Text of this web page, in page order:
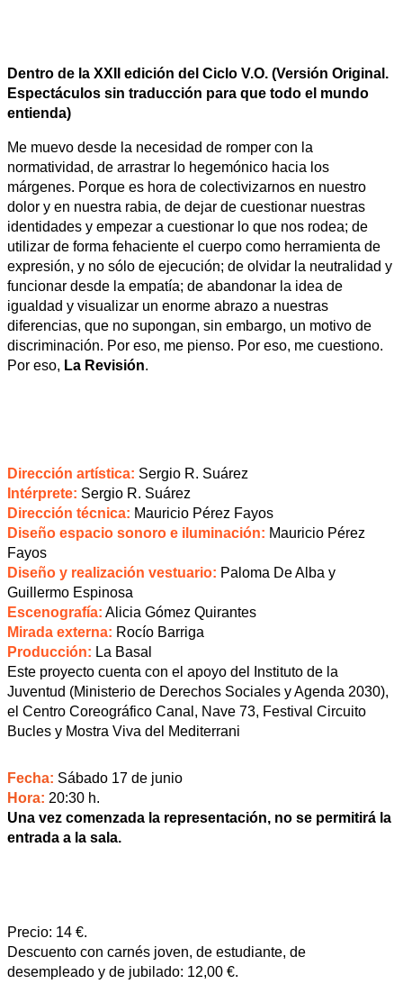
Dentro de la XXII edición del Ciclo V.O. (Versión Original.
Espectáculos sin traducción para que todo el mundo
entienda)
Me muevo desde la necesidad de romper con la
normatividad, de arrastrar lo hegemónico hacia los
márgenes. Porque es hora de colectivizarnos en nuestro
dolor y en nuestra rabia, de dejar de cuestionar nuestras
identidades y empezar a cuestionar lo que nos rodea; de
utilizar de forma fehaciente el cuerpo como herramienta de
expresión, y no sólo de ejecución; de olvidar la neutralidad y
funcionar desde la empatía; de abandonar la idea de
igualdad y visualizar un enorme abrazo a nuestras
diferencias, que no supongan, sin embargo, un motivo de
discriminación. Por eso, me pienso. Por eso, me cuestiono.
Por eso, La Revisión.
Dirección artística: Sergio R. Suárez
Intérprete: Sergio R. Suárez
Dirección técnica: Mauricio Pérez Fayos
Diseño espacio sonoro e iluminación: Mauricio Pérez
Fayos
Diseño y realización vestuario: Paloma De Alba y
Guillermo Espinosa
Escenografía: Alicia Gómez Quirantes
Mirada externa: Rocío Barriga
Producción: La Basal
Este proyecto cuenta con el apoyo del Instituto de la
Juventud (Ministerio de Derechos Sociales y Agenda 2030),
el Centro Coreográfico Canal, Nave 73, Festival Circuito
Bucles y Mostra Viva del Mediterrani
Fecha: Sábado 17 de junio
Hora: 20:30 h.
Una vez comenzada la representación, no se permitirá la
entrada a la sala.
Precio: 14 €.
Descuento con carnés joven, de estudiante, de
desempleado y de jubilado: 12,00 €.